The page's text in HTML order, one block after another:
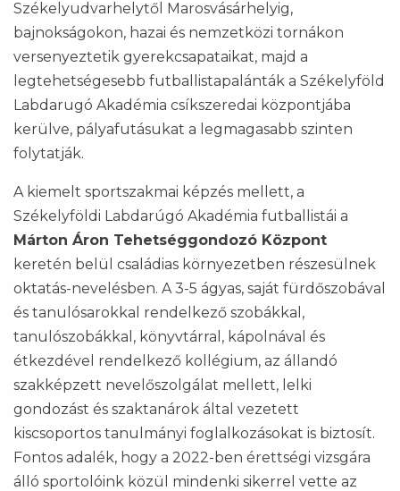
Székelyudvarhelytől Marosvásárhelyig,
bajnokságokon, hazai és nemzetközi tornákon
versenyeztetik gyerekcsapataikat, majd a
legtehetségesebb futballistapalánták a Székelyföld
Labdarugó Akadémia csíkszeredai központjába
kerülve, pályafutásukat a legmagasabb szinten
folytatják.
A kiemelt sportszakmai képzés mellett, a
Székelyföldi Labdarúgó Akadémia futballistái a
Márton Áron Tehetséggondozó Központ
keretén belül családias környezetben részesülnek
oktatás-nevelésben. A 3-5 ágyas, saját fürdőszobával
és tanulósarokkal rendelkező szobákkal,
tanulószobákkal, könyvtárral, kápolnával és
étkezdével rendelkező kollégium, az állandó
szakképzett nevelőszolgálat mellett, lelki
gondozást és szaktanárok által vezetett
kiscsoportos tanulmányi foglalkozásokat is biztosít.
Fontos adalék, hogy a 2022-ben érettségi vizsgára
álló sportolóink közül mindenki sikerrel vette az